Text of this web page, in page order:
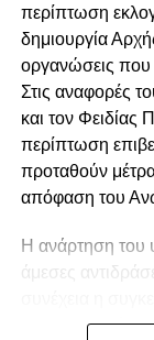
DON'T MISS
Σειρά λαθών
απέναντι στα
κοινωνία, τη
Νικόλας:
ΔΗΚΟ
Τα
κοινωνικής
της κάλπης.
Παπαδόπουλος,
περίπτωση
δημιουργία
οργανώσεις που
Στις αναφορές
και τον Φειδίας
περίπτωση
προταθούν
απόφαση του
Η ανάρτηση
άμεσες
κ. Κυπριανού,